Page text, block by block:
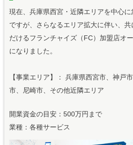
現在、兵庫県西宮・近隣エリアを中心
ですが、さらなるエリア拡大に伴い、
だけるフランチャイズ（FC）加盟店オ
になりました。
【事業エリア】： 兵庫県西宮市、神戸
市、尼崎市、その他近隣エリア
開業資金の目安：500万円まで
業種：各種サービス